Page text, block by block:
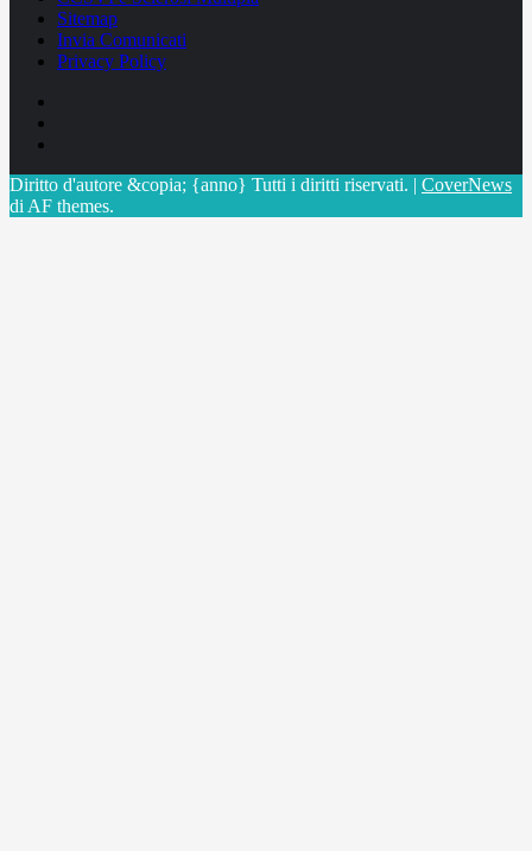
Sitemap
Invia Comunicati
Privacy Policy
Diritto d'autore &copia; {anno} Tutti i diritti riservati. | CoverNews
di AF themes.